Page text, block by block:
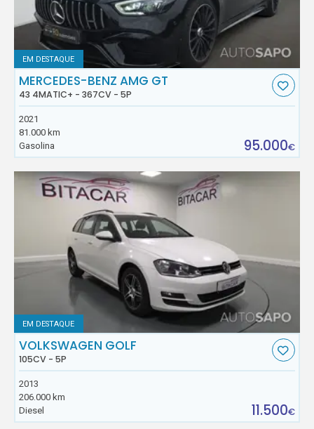
EM DESTAQUE
MERCEDES-BENZ AMG GT
43 4MATIC+ - 367CV - 5P
2021
81.000 km
Gasolina
95.000€
EM DESTAQUE
VOLKSWAGEN GOLF
105CV - 5P
2013
206.000 km
Diesel
11.500€